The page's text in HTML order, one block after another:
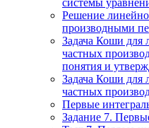
системы
Решение
производными
Задача Коши для
частных
понятия и
Задача Коши для
частных
Первые
Задание 7.